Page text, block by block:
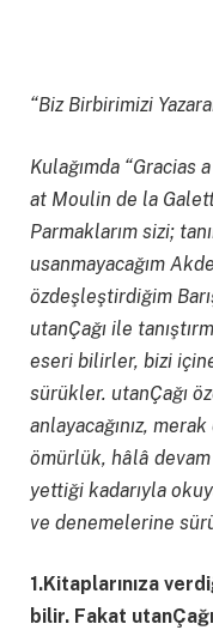
“Biz Birbirimizi
Kulağımda “Gracias
at Moulin de la
Parmaklarım sizi;
usanmayacağım
özdeşleştirdiğim
utanÇağı ile
eseri bilirler, bizi
sürükler. utanÇağı
anlayacağınız,
ömürlük, hâlâ devam
yettiği kadarıyla
ve denemelerine
1.Kitaplarınıza
bilir. Fakat